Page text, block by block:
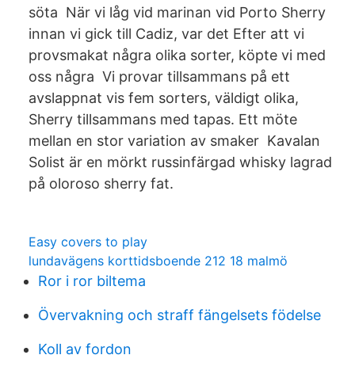
söta När vi låg vid marinan vid Porto Sherry
innan vi gick till Cadiz, var det Efter att vi
provsmakat några olika sorter, köpte vi med
oss några Vi provar tillsammans på ett
avslappnat vis fem sorters, väldigt olika,
Sherry tillsammans med tapas. Ett möte
mellan en stor variation av smaker Kavalan
Solist är en mörkt russinfärgad whisky lagrad
på oloroso sherry fat.
Easy covers to play
lundavägens korttidsboende 212 18 malmö
Ror i ror biltema
Övervakning och straff fängelsets födelse
Koll av fordon